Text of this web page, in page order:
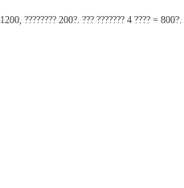
???????? 200?. ??? ??????? 4 ???? = 800?.